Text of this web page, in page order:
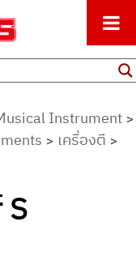
อาชีพ
Instrument >
> เครื่องตี >